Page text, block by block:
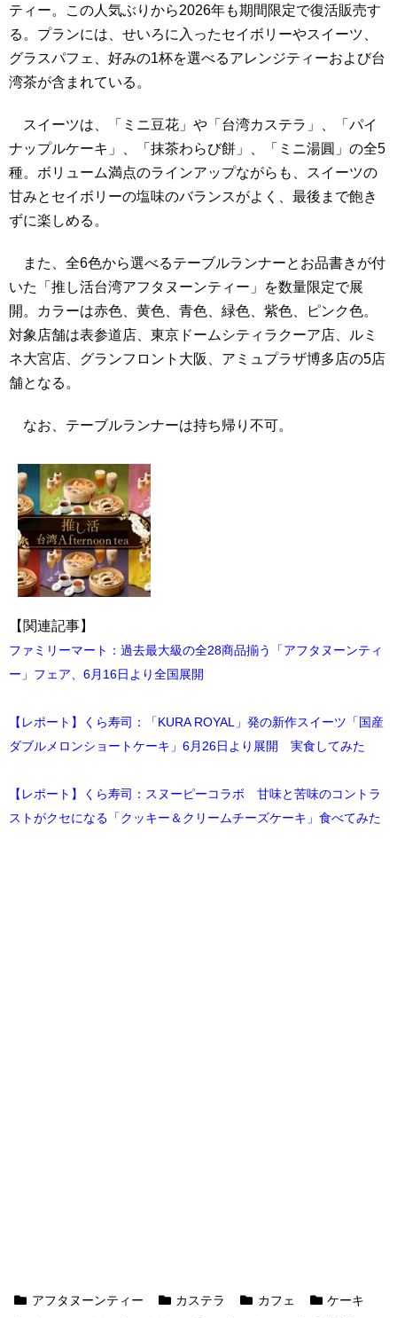
ティー。この人気ぶりから2026年も期間限定で復活販売す
る。プランには、せいろに入ったセイボリーやスイーツ、
グラスパフェ、好みの1杯を選べるアレンジティーおよび台
湾茶が含まれている。
スイーツは、「ミニ豆花」や「台湾カステラ」、「パイ
ナップルケーキ」、「抹茶わらび餅」、「ミニ湯圓」の全5
種。ボリューム満点のラインアップながらも、スイーツの
甘みとセイボリーの塩味のバランスがよく、最後まで飽き
ずに楽しめる。
また、全6色から選べるテーブルランナーとお品書きが付
いた「推し活台湾アフタヌーンティー」を数量限定で展
開。カラーは赤色、黄色、青色、緑色、紫色、ピンク色。
対象店舗は表参道店、東京ドームシティラクーア店、ルミ
ネ大宮店、グランフロント大阪、アミュプラザ博多店の5店
舗となる。
なお、テーブルランナーは持ち帰り不可。
【関連記事】
ファミリーマート：過去最大級の全28商品揃う「アフタヌーンティ
ー」フェア、6月16日より全国展開
【レポート】くら寿司：「KURA ROYAL」発の新作スイーツ「国産
ダブルメロンショートケーキ」6月26日より展開 実食してみた
【レポート】くら寿司：スヌーピーコラボ 甘味と苦味のコントラ
ストがクセになる「クッキー＆クリームチーズケーキ」食べてみた
アフタヌーンティー カステラ カフェ
ケーキ